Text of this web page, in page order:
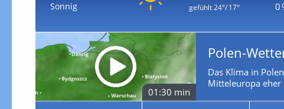
Sonnig gefühlt24°/ 17° 0
01:30 min
Polen-
Das Klima in
Mitteleuropa eher